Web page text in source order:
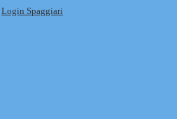
Login Spaggiari